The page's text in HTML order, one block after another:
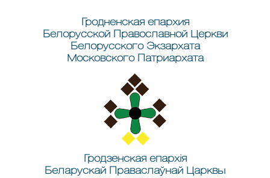
Гродненская епархия
Белорусской Православной Церкви
Белорусского Экзархата
Московского Патриархата
Гродзенская епархія
Беларускай Праваслаўнай Царквы